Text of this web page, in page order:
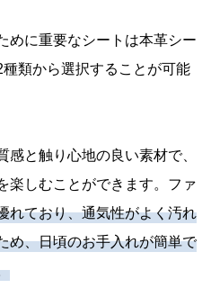
めに重要なシートは本革シー
類から選択することが可能
と触り心地の良い素材で、
楽しむことができます。ファ
れており、通気性がよく汚れ
め、日頃のお手入れが簡単で